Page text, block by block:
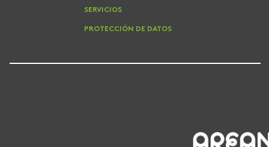
SERVICIOS
PROTECCIÓN DE DATOS